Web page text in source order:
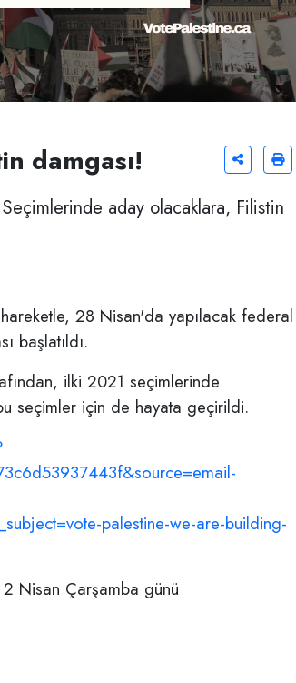
damgası!
aday olacaklara, Filistin
28 Nisan'da yapılacak federal
başlatıldı.
ilki 2021 seçimlerinde
seçimler için de hayata geçirildi.
palestine-we-are-building-
2 Nisan Çarşamba günü